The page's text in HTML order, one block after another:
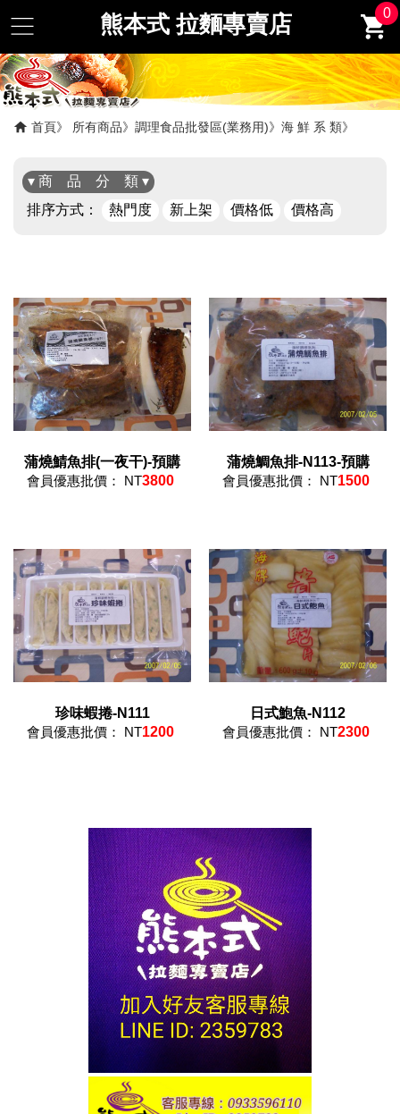
熊本式 拉麵專賣店 0
首頁 所有商品 調理食品批發區(業務用) 海 鮮 系 類
▾ 商 品 分 類 ▾
排序方式：
熱門度 新上架 價格低 價格高
蒲燒鯖魚排(一夜干)-預購
會員優惠批價： NT3800
蒲燒鯛魚排-N113-預購
會員優惠批價： NT1500
珍味蝦捲-N111
會員優惠批價： NT1200
日式鮑魚-N112
會員優惠批價： NT2300